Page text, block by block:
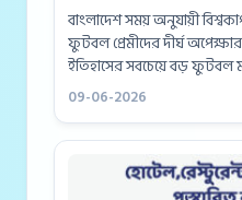
বাংলাদেশ সময় অনুযায়ী
ফুটবল প্রেমীদের দীর্ঘ
ইতিহাসের সবচেয়ে বড় ফুটবল
উত্তর আমেরিকার তিন দেশ
09-06-2026